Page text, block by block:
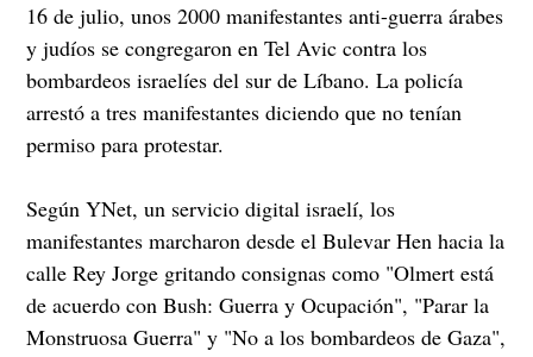
16 de julio, unos 2000 manifestantes anti-guerra árabes
y judíos se congregaron en Tel Avic contra los
bombardeos israelíes del sur de Líbano. La policía
arrestó a tres manifestantes diciendo que no tenían
permiso para protestar.
Según YNet, un servicio digital israelí, los
manifestantes marcharon desde el Bulevar Hen hacia la
calle Rey Jorge gritando consignas como "Olmert está
de acuerdo con Bush: Guerra y Ocupación", "Parar la
Monstruosa Guerra" y "No a los bombardeos de Gaza",